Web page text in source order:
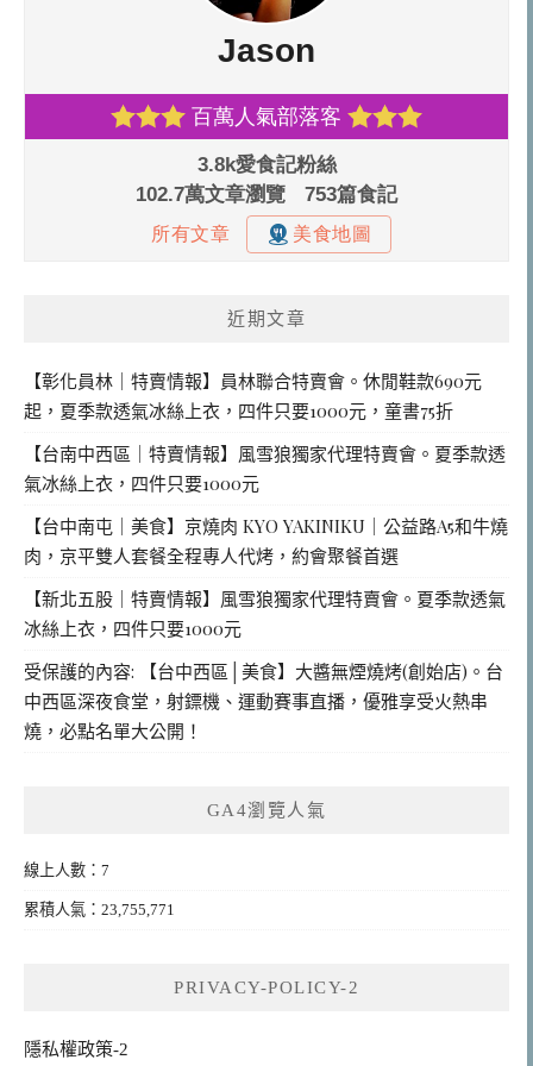
近期文章
【彰化員林｜特賣情報】員林聯合特賣會。休閒鞋款690元
起，夏季款透氣冰絲上衣，四件只要1000元，童書75折
【台南中西區｜特賣情報】風雪狼獨家代理特賣會。夏季款透
氣冰絲上衣，四件只要1000元
【台中南屯｜美食】京燒肉 KYO YAKINIKU｜公益路A5和牛燒
肉，京平雙人套餐全程專人代烤，約會聚餐首選
【新北五股｜特賣情報】風雪狼獨家代理特賣會。夏季款透氣
冰絲上衣，四件只要1000元
受保護的內容: 【台中西區│美食】大醬無煙燒烤(創始店)。台
中西區深夜食堂，射鏢機、運動賽事直播，優雅享受火熱串
燒，必點名單大公開！
GA4瀏覽人氣
線上人數：7
累積人氣：23,755,771
PRIVACY-POLICY-2
隱私權政策-2